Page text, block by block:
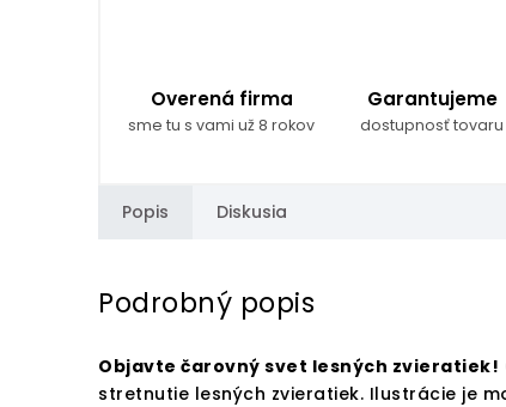
Overená firma
sme tu s vami už 8 rokov
Garantujeme
dostupnosť tovaru
Popis Diskusia
Podrobný popis
Objavte čarovný svet lesných zvieratiek!
stretnutie lesných zvieratiek. Ilustrácie je